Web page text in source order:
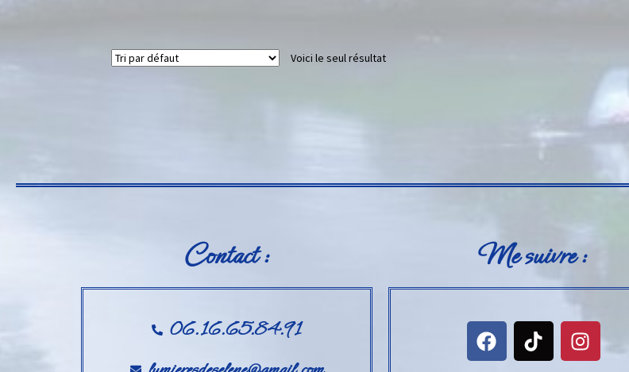
Voici le seul résultat
Contact : Me suivre :
06.16.65.84.91